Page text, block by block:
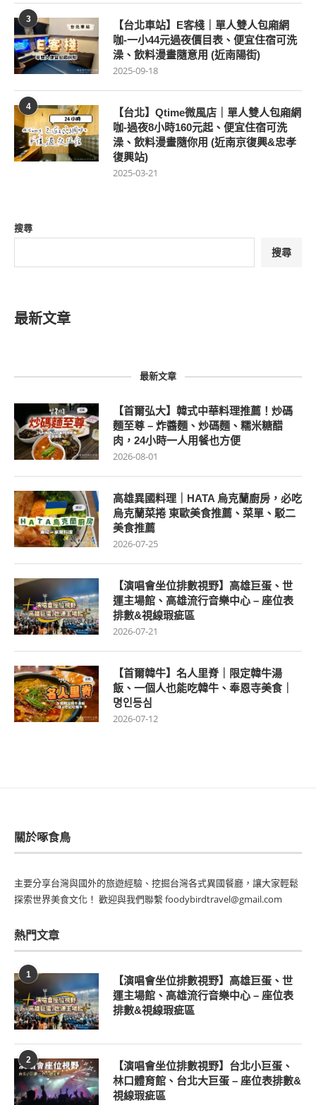
3
【台北車站】E客棧｜單人雙人包廂網
咖-一小44元過夜價目表、便宜住宿可洗
澡、飲料漫畫隨意用 (近南陽街)
2025-09-18
4
【台北】Qtime微風店｜單人雙人包廂網
咖-過夜8小時160元起、便宜住宿可洗
澡、飲料漫畫隨你用 (近南京復興&忠孝
復興站)
2025-03-21
搜尋
搜尋
最新文章
最新文章
【首爾弘大】韓式中華料理推薦！炒碼
麵至尊 – 炸醬麵、炒碼麵、糯米糖醋
肉，24小時一人用餐也方便
2026-08-01
高雄異國料理｜HATA 烏克蘭廚房，必吃
烏克蘭菜捲 東歐美食推薦、菜單、駁二
美食推薦
2026-07-25
【演唱會坐位排數視野】高雄巨蛋、世
運主場館、高雄流行音樂中心 – 座位表
排數&視線瑕疵區
2026-07-21
【首爾韓牛】名人里脊｜限定韓牛湯
飯、一個人也能吃韓牛、奉恩寺美食｜
명인등심
2026-07-12
關於啄食鳥
主要分享台灣與國外的旅遊經驗、挖掘台灣各式異國餐廳，讓大家輕鬆
探索世界美食文化！ 歡迎與我們聯繫 foodybirdtravel@gmail.com
熱門文章
1
【演唱會坐位排數視野】高雄巨蛋、世
運主場館、高雄流行音樂中心 – 座位表
排數&視線瑕疵區
2
【演唱會坐位排數視野】台北小巨蛋、
林口體育館、台北大巨蛋 – 座位表排數&
視線瑕疵區